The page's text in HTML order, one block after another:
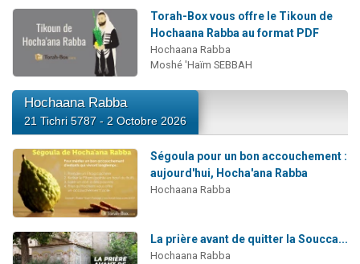
Torah-Box vous offre le Tikoun de
Hochaana Rabba au format PDF
Hochaana Rabba
Moshé 'Haïm SEBBAH
Hochaana Rabba
21 Tichri 5787 - 2 Octobre 2026
Ségoula pour un bon accouchement :
aujourd'hui, Hocha'ana Rabba
Hochaana Rabba
La prière avant de quitter la Soucca...
Hochaana Rabba